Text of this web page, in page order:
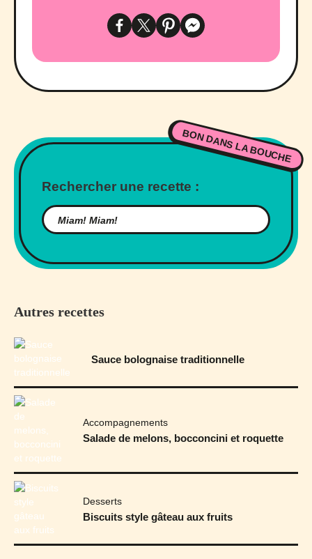
BON DANS LA BOUCHE
Rechercher une recette :
Autres recettes
Sauce bolognaise traditionnelle
Accompagnements
Salade de melons, bocconcini et roquette
Desserts
Biscuits style gâteau aux fruits